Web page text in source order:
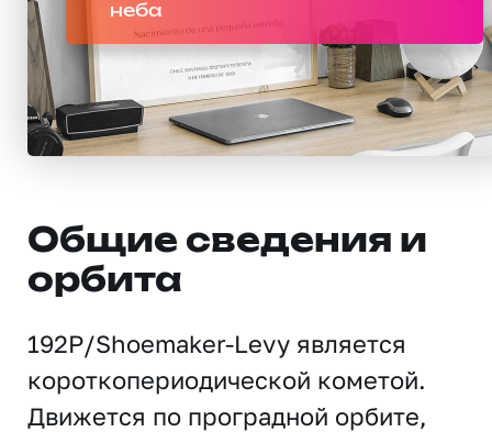
неба
Общие сведения и
орбита
192P/Shoemaker-Levy является
короткопериодической кометой.
Движется по проградной орбите,